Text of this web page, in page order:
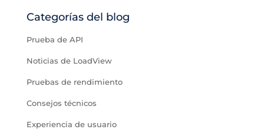
Categorías del blog
Prueba de API
Noticias de LoadView
Pruebas de rendimiento
Consejos técnicos
Experiencia de usuario